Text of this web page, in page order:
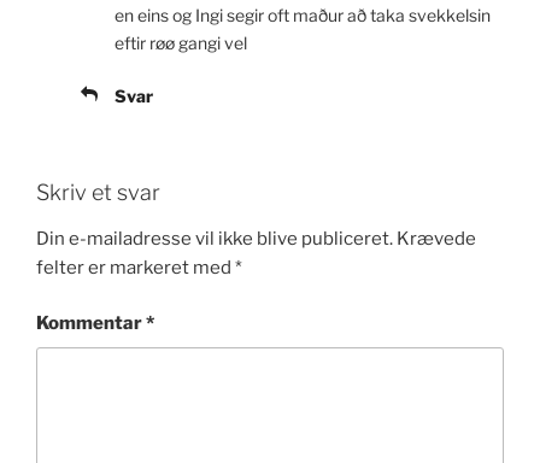
en eins og Ingi segir oft maður að taka svekkelsin
eftir røø gangi vel
Svar
Skriv et svar
Din e-mailadresse vil ikke blive publiceret. Krævede
felter er markeret med *
Kommentar*